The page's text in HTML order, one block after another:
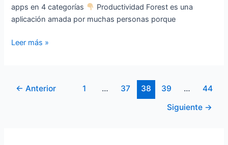
apps en 4 categorías
Productividad Forest es una
aplicación amada por muchas personas porque
Leer más »
← Anterior 1 … 37 38 39 …
44
Siguiente →